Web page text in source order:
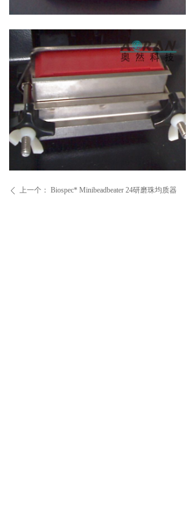
ꄴ 上一个： Biospec* Minibeadbeater 24研磨珠均质器